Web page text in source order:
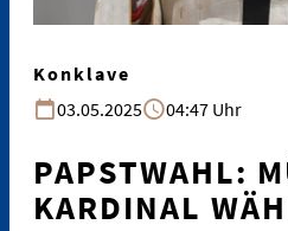
Konklave
03.05.2025
04:47 Uhr
PAPSTWAHL:
KARDINAL